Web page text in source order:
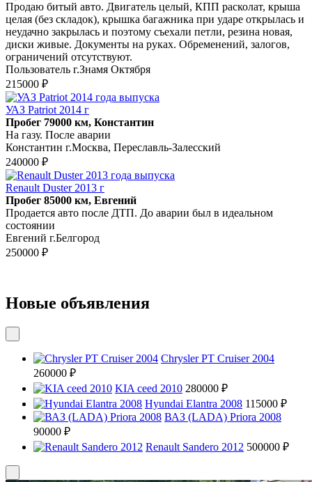
Продаю битый авто. Двигатель целый, КПП расколат, крыша
целая (без складок), крышка багажника при ударе открылась и
неудачно закрылась и поэтому съехали петли, резина новая,
диски живые. Документы на руках. Обременений, залогов,
ограничений отсутствуют.
Пользователь г.Знамя Октября
215000 ₽
УАЗ Patriot 2014 г
Пробег 79000 км, Константин
На газу. После аварии
Константин г.Москва, Переславль-Залесский
240000 ₽
Renault Duster 2013 г
Пробег 85000 км, Евгений
Продается авто после ДТП. До аварии был в идеальном
состоянии
Евгений г.Белгород
250000 ₽
Новые объявления
Chrysler PT Cruiser 2004
260000 ₽
KIA ceed 2010 280000 ₽
Hyundai Elantra 2008 115000 ₽
ВАЗ (LADA) Priora 2008
90000 ₽
Renault Sandero 2012 500000 ₽